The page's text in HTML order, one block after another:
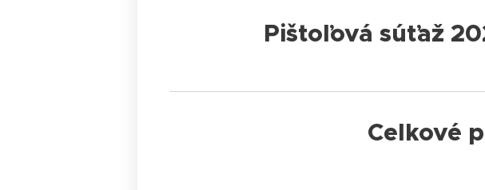
Pištoľová súťaž
Celkové